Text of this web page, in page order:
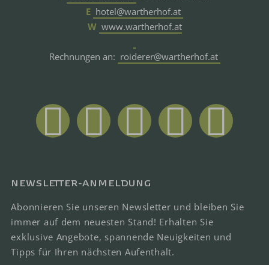
E hotel@wartherhof.at
W www.wartherhof.at
Rechnungen an: roiderer@wartherhof.at
NEWSLETTER-ANMELDUNG
Abonnieren Sie unseren Newsletter und bleiben Sie
immer auf dem neuesten Stand! Erhalten Sie
exklusive Angebote, spannende Neuigkeiten und
Tipps für Ihren nächsten Aufenthalt.